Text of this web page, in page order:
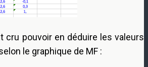
cru pouvoir en déduire les valeurs
le graphique de MF :